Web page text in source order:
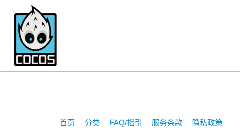
首页 分类 FAQ/指引 服务条款 隐私政策